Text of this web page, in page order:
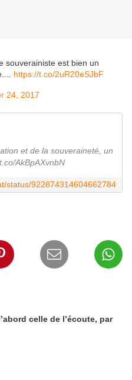
souverainiste est bien un
https://t.co/2uR20eSJbF
24, 2017
et de la souveraineté, un
AkBpAXvnbN
status/922874314604662784
celle de l’écoute, par